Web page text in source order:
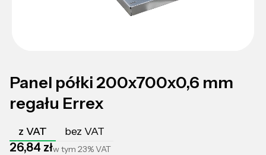
Panel półki 200x700x0,6 mm
regału Errex
z VAT bez VAT
Cena
26,84 złw tym 23%VAT